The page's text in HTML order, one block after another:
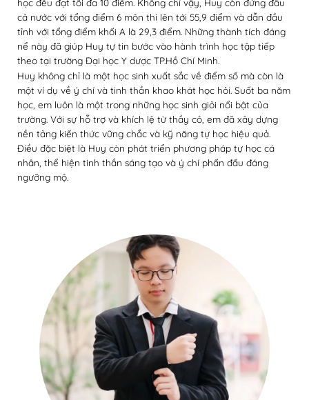
cả nước với tổng điểm 6 môn thi lên tới 55,9 điểm và dẫn đầu
tỉnh với tổng điểm khối A là 29,3 điểm. Những thành tích đáng
nể này đã giúp Huy tự tin bước vào hành trình học tập tiếp
theo tại trường Đại học Y dược TP.Hồ Chí Minh.
Huy không chỉ là một học sinh xuất sắc về điểm số mà còn là
một ví dụ về ý chí và tinh thần khao khát học hỏi. Suốt ba năm
học, em luôn là một trong những học sinh giỏi nổi bật của
trường. Với sự hỗ trợ và khích lệ từ thầy cô, em đã xây dựng
nền tảng kiến thức vững chắc và kỹ năng tự học hiệu quả.
Điều đặc biệt là Huy còn phát triển phương pháp tự học cá
nhân, thể hiện tinh thần sáng tạo và ý chí phấn đấu đáng
ngưỡng mộ.